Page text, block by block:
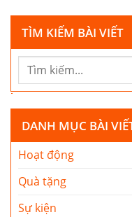
TÌM KIẾM BÀI VIẾT
DANH MỤC BÀI
Hoạt động
Quà tặng
Sự kiện